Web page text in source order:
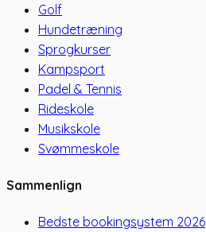
Golf
Hundetræning
Sprogkurser
Kampsport
Padel & Tennis
Rideskole
Musikskole
Svømmeskole
Sammenlign
Bedste bookingsystem 2026